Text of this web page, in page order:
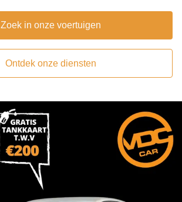
Zoek in onze voertuigen
Ontdek onze diensten